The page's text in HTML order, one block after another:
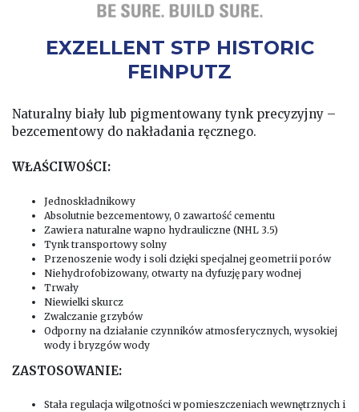
EXZELLENT STP HISTORIC
FEINPUTZ
Naturalny biały lub pigmentowany tynk precyzyjny –
bezcementowy do nakładania ręcznego.
WŁAŚCIWOŚCI:
Jednoskładnikowy
Absolutnie bezcementowy, 0 zawartość cementu
Zawiera naturalne wapno hydrauliczne (NHL 3.5)
Tynk transportowy solny
Przenoszenie wody i soli dzięki specjalnej geometrii porów
Niehydrofobizowany, otwarty na dyfuzję pary wodnej
Trwały
Niewielki skurcz
Zwalczanie grzybów
Odporny na działanie czynników atmosferycznych, wysokiej
wody i bryzgów wody
ZASTOSOWANIE:
Stała regulacja wilgotności w pomieszczeniach wewnętrznych i